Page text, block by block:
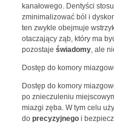
kanałowego. Dentyści
zminimalizować ból i
ten zwykle obejmuje
otaczający ząb, który ma
pozostaje świadomy, ale
Dostęp do komory
Dostęp do komory
po znieczuleniu
miazgi zęba. W tym celu
do precyzyjnegoi